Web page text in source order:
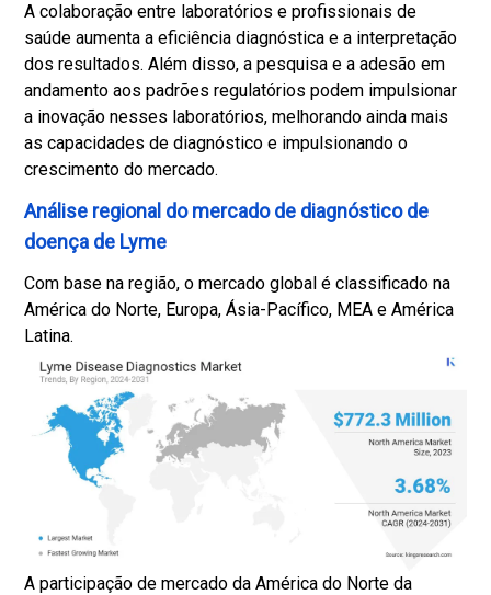
A colaboração entre laboratórios e profissionais de
saúde aumenta a eficiência diagnóstica e a interpretação
dos resultados. Além disso, a pesquisa e a adesão em
andamento aos padrões regulatórios podem impulsionar
a inovação nesses laboratórios, melhorando ainda mais
as capacidades de diagnóstico e impulsionando o
crescimento do mercado.
Análise regional do mercado de diagnóstico de
doença de Lyme
Com base na região, o mercado global é classificado na
América do Norte, Europa, Ásia-Pacífico, MEA e América
Latina.
A participação de mercado da América do Norte da